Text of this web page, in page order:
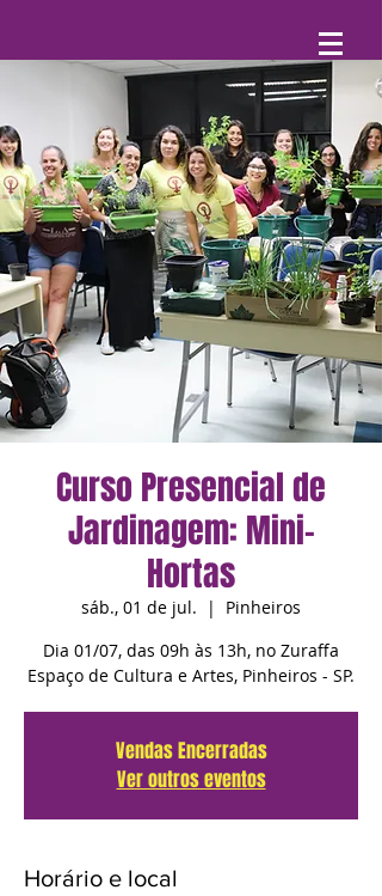
Curso Presencial de
Jardinagem: Mini-
Hortas
sáb., 01 de jul.
  |
Pinheiros
Dia 01/07, das 09h às 13h, no Zuraffa
Espaço de Cultura e Artes, Pinheiros - SP.
Vendas Encerradas
Ver outros eventos
Horário e local